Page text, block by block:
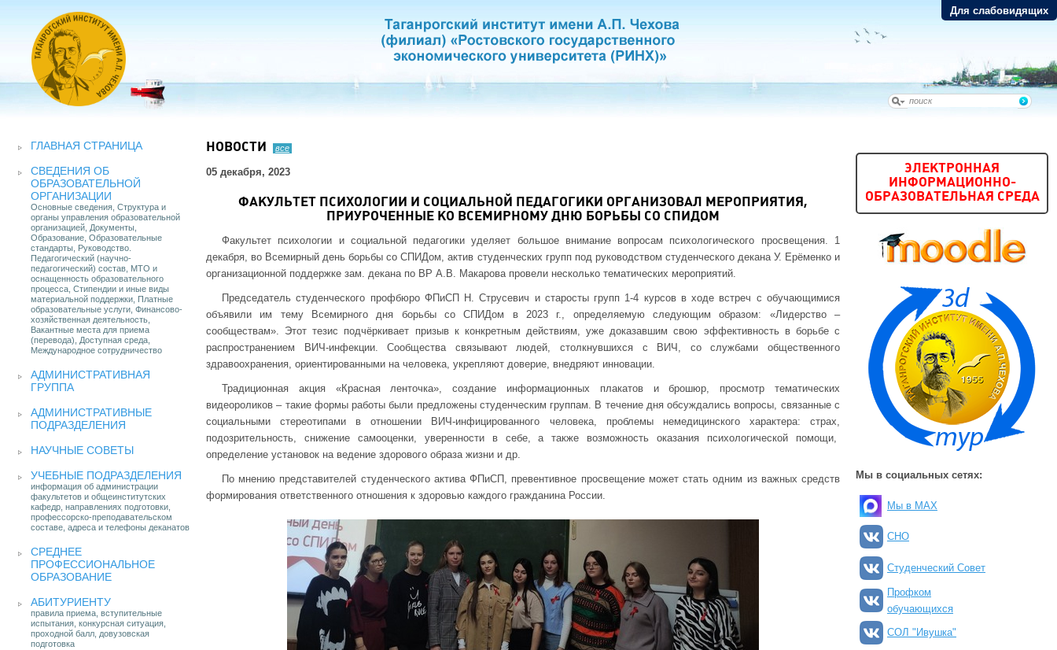
Для слабовидящих
ГЛАВНАЯ СТРАНИЦА
СВЕДЕНИЯ ОБ
ОБРАЗОВАТЕЛЬНОЙ
ОРГАНИЗАЦИИ
Основные сведения, Структура и
органы управления образовательной
организацией, Документы,
Образование, Образовательные
стандарты, Руководство.
Педагогический (научно-
педагогический) состав, МТО и
оснащенность образовательного
процесса, Стипендии и иные виды
материальной поддержки, Платные
образовательные услуги, Финансово-
хозяйственная деятельность,
Вакантные места для приема
(перевода), Доступная среда,
Международное сотрудничество
АДМИНИСТРАТИВНАЯ
ГРУППА
АДМИНИСТРАТИВНЫЕ
ПОДРАЗДЕЛЕНИЯ
НАУЧНЫЕ СОВЕТЫ
УЧЕБНЫЕ ПОДРАЗДЕЛЕНИЯ
информация об администрации
факультетов и общеинститутских
кафедр, направлениях подготовки,
профессорско-преподавательском
составе, адреса и телефоны деканатов
СРЕДНЕЕ
ПРОФЕССИОНАЛЬНОЕ
ОБРАЗОВАНИЕ
АБИТУРИЕНТУ
правила приема, вступительные
испытания, конкурсная ситуация,
проходной балл, довузовская
подготовка
НОВОСТИ все
05 декабря, 2023
ФАКУЛЬТЕТ ПСИХОЛОГИИ И СОЦИАЛЬНОЙ ПЕДАГОГИКИ ОРГАНИЗОВАЛ МЕРОПРИЯТИЯ,
ПРИУРОЧЕННЫЕ КО ВСЕМИРНОМУ ДНЮ БОРЬБЫ СО СПИДОМ
Факультет психологии и социальной педагогики уделяет большое внимание вопросам психологического просвещения. 1
декабря, во Всемирный день борьбы со СПИДом, актив студенческих групп под руководством студенческого декана У. Ерёменко и
организационной поддержке зам. декана по ВР А.В. Макарова провели несколько тематических мероприятий.
Председатель студенческого профбюро ФПиСП Н. Струсевич и старосты групп 1-4 курсов в ходе встреч с обучающимися
объявили им тему Всемирного дня борьбы со СПИДом в 2023 г., определяемую следующим образом: «Лидерство –
сообществам». Этот тезис подчёркивает призыв к конкретным действиям, уже доказавшим свою эффективность в борьбе с
распространением ВИЧ-инфекции. Сообщества связывают людей, столкнувшихся с ВИЧ, со службами общественного
здравоохранения, ориентированными на человека, укрепляют доверие, внедряют инновации.
Традиционная акция «Красная ленточка», создание информационных плакатов и брошюр, просмотр тематических
видеороликов – такие формы работы были предложены студенческим группам. В течение дня обсуждались вопросы, связанные с
социальными стереотипами в отношении ВИЧ-инфицированного человека, проблемы немедицинского характера: страх,
подозрительность, снижение самооценки, уверенности в себе, а также возможность оказания психологической помощи,
определение установок на ведение здорового образа жизни и др.
По мнению представителей студенческого актива ФПиСП, превентивное просвещение может стать одним из важных средств
формирования ответственного отношения к здоровью каждого гражданина России.
ЭЛЕКТРОННАЯ
ИНФОРМАЦИОННО-
ОБРАЗОВАТЕЛЬНАЯ СРЕДА
Мы в социальных сетях:
Мы в MAX
СНО
Студенческий Совет
Профком
обучающихся
СОЛ "Ивушка"